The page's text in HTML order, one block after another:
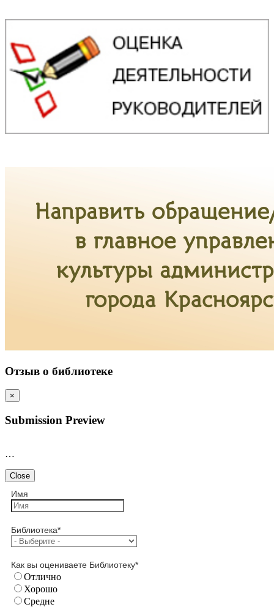
Отзыв о библиотеке
×
Submission Preview
…
Close
Имя
Библиотека*
Как вы оцениваете Библиотеку*
Отлично
Хорошо
Средне